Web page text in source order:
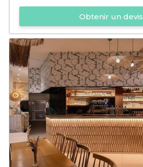
Obtenir un devis